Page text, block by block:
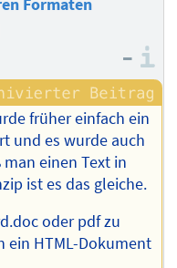
Formaten
–
früher einfach ein
und es wurde auch
einen Text in
ist es das gleiche.
oder pdf zu
ein HTML-Dokument